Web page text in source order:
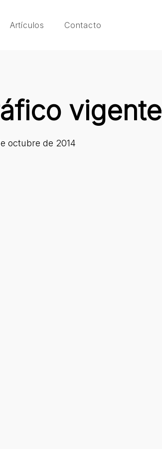
Artículos Contacto
vigente
octubre de 2014